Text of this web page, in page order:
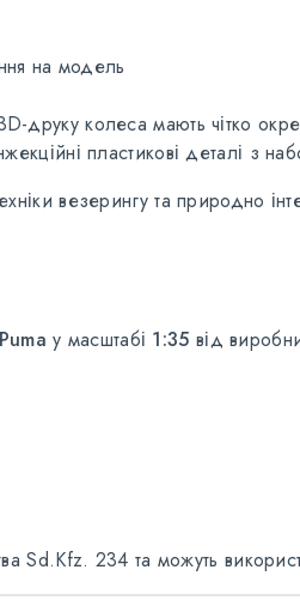
на модель
друку колеса мають чітко
пластикові деталі з
везерингу та природно
у масштабі 1:35 від
Sd.Kfz. 234 та можуть